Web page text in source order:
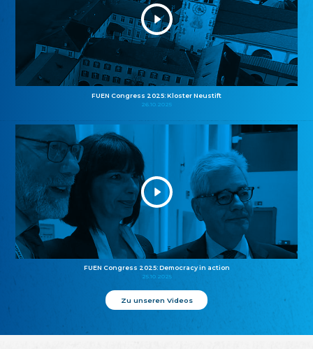
FUEN Congress 2025: Kloster Neustift
26.10.2025
FUEN Congress 2025: Democracy in action
25.10.2025
Zu unseren Videos